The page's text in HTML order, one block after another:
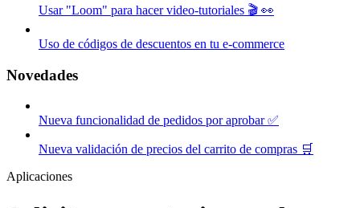
Usar "Loom" para hacer video-tutoriales 🎬 👀
Uso de códigos de descuentos en tu e-commerce
Novedades
Nueva funcionalidad de pedidos por aprobar ✅
Nueva validación de precios del carrito de compras 🛒
Aplicaciones